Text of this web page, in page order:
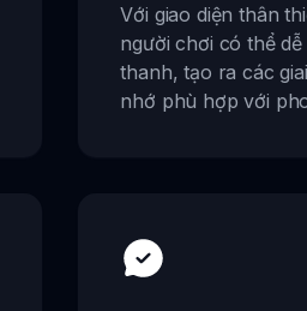
Với giao diện thân
người chơi có thể
thanh, tạo ra các
nhớ phù hợp với